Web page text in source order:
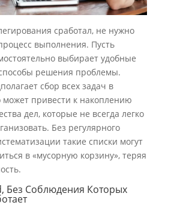
сработал, не нужно
выполнения. Пусть
выбирает удобные
решения проблемы.
сбор всех задач в
может привести к накоплению
дел, которые не всегда легко
Без регулярного
такие списки могут
в «мусорную корзину», теряя
Без Соблюдения Которых